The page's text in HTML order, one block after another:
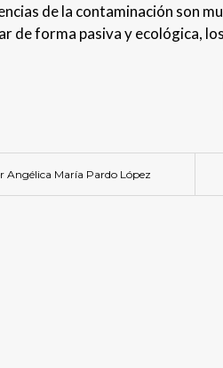
de la contaminación son
de forma pasiva y ecológica,
Angélica María Pardo López